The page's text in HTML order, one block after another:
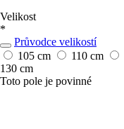
Velikost
*
Průvodce velikostí
105 cm
110 cm
130 cm
Toto pole je povinné